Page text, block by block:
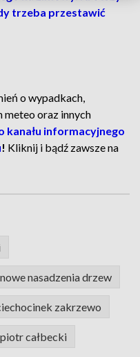
trzeba przestawić
o wypadkach,
meteo oraz innych
kanału informacyjnego
! Kliknij i bądź zawsze na
nasadzenia drzew
zakrzewo
całbecki